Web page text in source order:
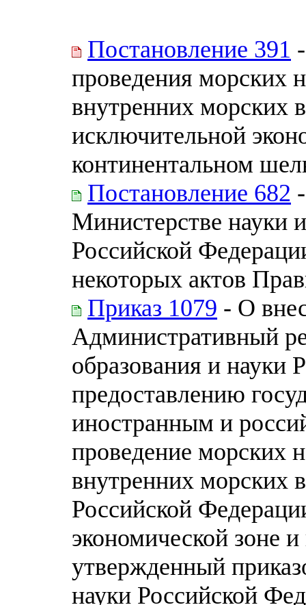
Постановление 391
проведения морских
внутренних морских
исключительной
континентальном
Постановление 682
Министерстве науки
Российской
некоторых актов
Приказ 1079 - О
Административный
образования и науки
предоставлению
иностранным и
проведение морских
внутренних морских
Российской
экономической зоне
утвержденный
науки Российской